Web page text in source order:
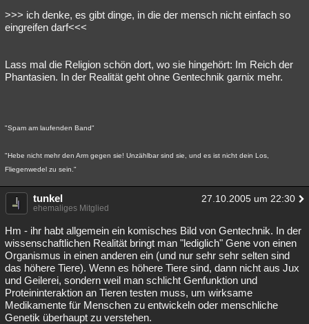
>>> ich denke, es gibt dinge, in die der mensch nicht einfach so
eingreifen darf<<<
Lass mal die Religion schön dort, wo sie hingehört: Im Reich der
Phantasien. In der Realität geht ohne Gentechnik garnix mehr.
"Spam am laufenden Band"
"Hebe nicht mehr den Arm gegen sie! Unzählbar sind sie, und es ist nicht dein Los,
Fliegenwedel zu sein."
tunkel 27.10.2005 um 22:30
ehemaliges Mitglied
Hm - ihr habt allgemein ein komisches Bild von Gentechnik. In der
wissenschaftlichen Realität bringt man "lediglich" Gene von einen
Organismus in einen anderen ein (und nur sehr sehr selten sind
das höhere Tiere). Wenn es höhere Tiere sind, dann nicht aus Jux
und Geilerei, sondern weil man schlicht Genfunktion und
Proteininteraktion an Tieren testen muss, um wirksame
Medikamente für Menschen zu entwickeln oder menschliche
Genetik überhaupt zu verstehen.